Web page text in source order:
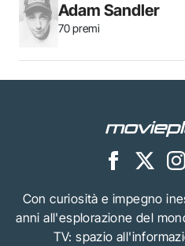
Adam Sandler
70 premi
Con curiosità e impegno
anni all'esplorazione del
TV: spazio